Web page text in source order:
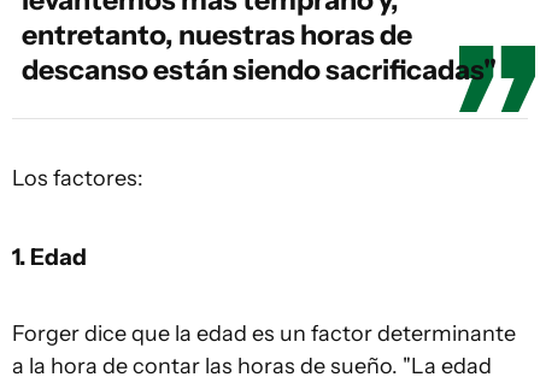
entretanto, nuestras horas de
descanso están siendo sacrificadas"
Los factores:
1. Edad
Forger dice que la edad es un factor determinante
a la hora de contar las horas de sueño. "La edad